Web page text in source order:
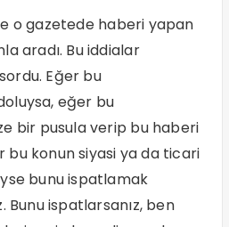
o gazetede haberi yapan
aradı. Bu iddialar
Eğer bu
eğer bu
bir pusula verip bu haberi
bu konun siyasi ya da ticari
bunu ispatlamak
Bunu ispatlarsanız, ben